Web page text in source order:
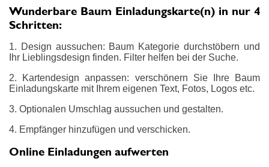
Wunderbare Baum Einladungskarte(n) in nur 4
Schritten:
1. Design aussuchen: Baum Kategorie durchstöbern und
Ihr Lieblingsdesign finden. Filter helfen bei der Suche.
2. Kartendesign anpassen: verschönern Sie Ihre Baum
Einladungskarte mit Ihrem eigenen Text, Fotos, Logos etc.
3. Optionalen Umschlag aussuchen und gestalten.
4. Empfänger hinzufügen und verschicken.
Online Einladungen aufwerten